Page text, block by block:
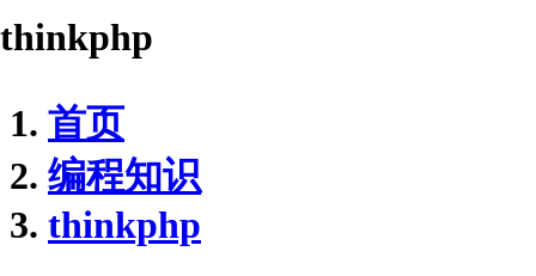
thinkphp
首页
编程知识
thinkphp